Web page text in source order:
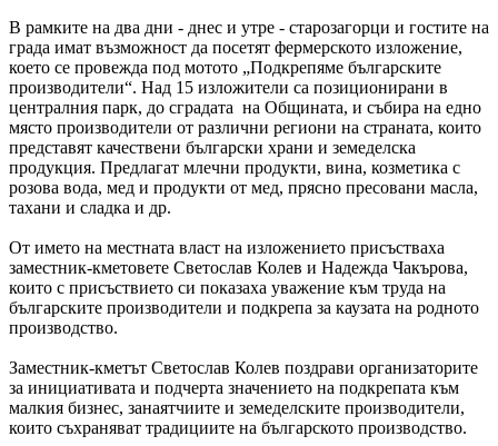
В рамките на два дни - днес и утре - старозагорци и гостите на
града имат възможност да посетят фермерското изложение,
което се провежда под мотото „Подкрепяме българските
производители“. Над 15 изложители са позиционирани в
централния парк, до сградата на Общината, и събира на едно
място производители от различни региони на страната, които
представят качествени български храни и земеделска
продукция. Предлагат млечни продукти, вина, козметика с
розова вода, мед и продукти от мед, прясно пресовани масла,
тахани и сладка и др.
От името на местната власт на изложението присъстваха
заместник-кметовете Светослав Колев и Надежда Чакърова,
които с присъствието си показаха уважение към труда на
българските производители и подкрепа за каузата на родното
производство.
Заместник-кметът Светослав Колев поздрави организаторите
за инициативата и подчерта значението на подкрепата към
малкия бизнес, занаятчиите и земеделските производители,
които съхраняват традициите на българското производство.